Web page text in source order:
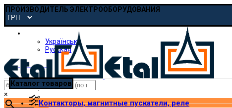
ПРОИЗВОДИТЕЛЬ ЭЛЕКТРООБОРУДОВАНИЯ
Українська
Русская
pmp@etal.ua
×
Каталог товаров
Контакторы, магнитные пускатели, реле